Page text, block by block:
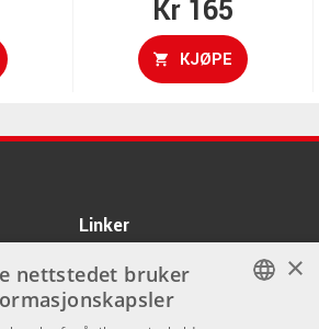
Kr 165
KJØPE
Linker
Om Oss
Kontakt oss
×
nettstedet bruker